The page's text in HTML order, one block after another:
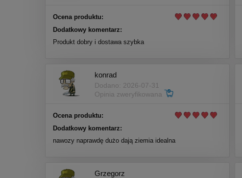
Ocena produktu:
Dodatkowy komentarz:
Produkt dobry i dostawa szybka
konrad
Dodano: 2026-07-31
Opinia zweryfikowana
Ocena produktu:
Dodatkowy komentarz:
nawozy naprawdę dużo dają ziemia idealna
Grzegorz